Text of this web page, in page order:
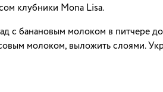
клубники Mona Lisa.
с банановым молоком в питчере
молоком, выложить слоями.